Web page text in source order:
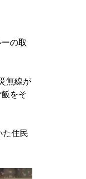
の取
無線が
をそ
た住民